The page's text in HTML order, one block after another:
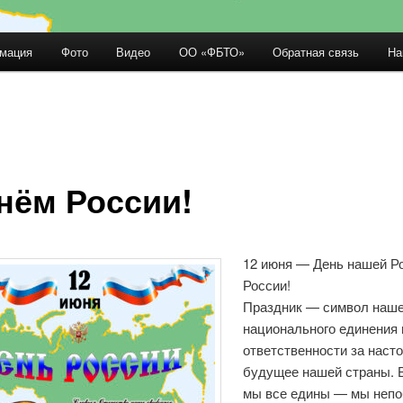
Фото Видео ОО «ФБТО» Обратная связь
России!
12 июня — День нашей
России!
Праздник — символ
национального
ответственности за
будущее нашей страны.
мы все едины — мы